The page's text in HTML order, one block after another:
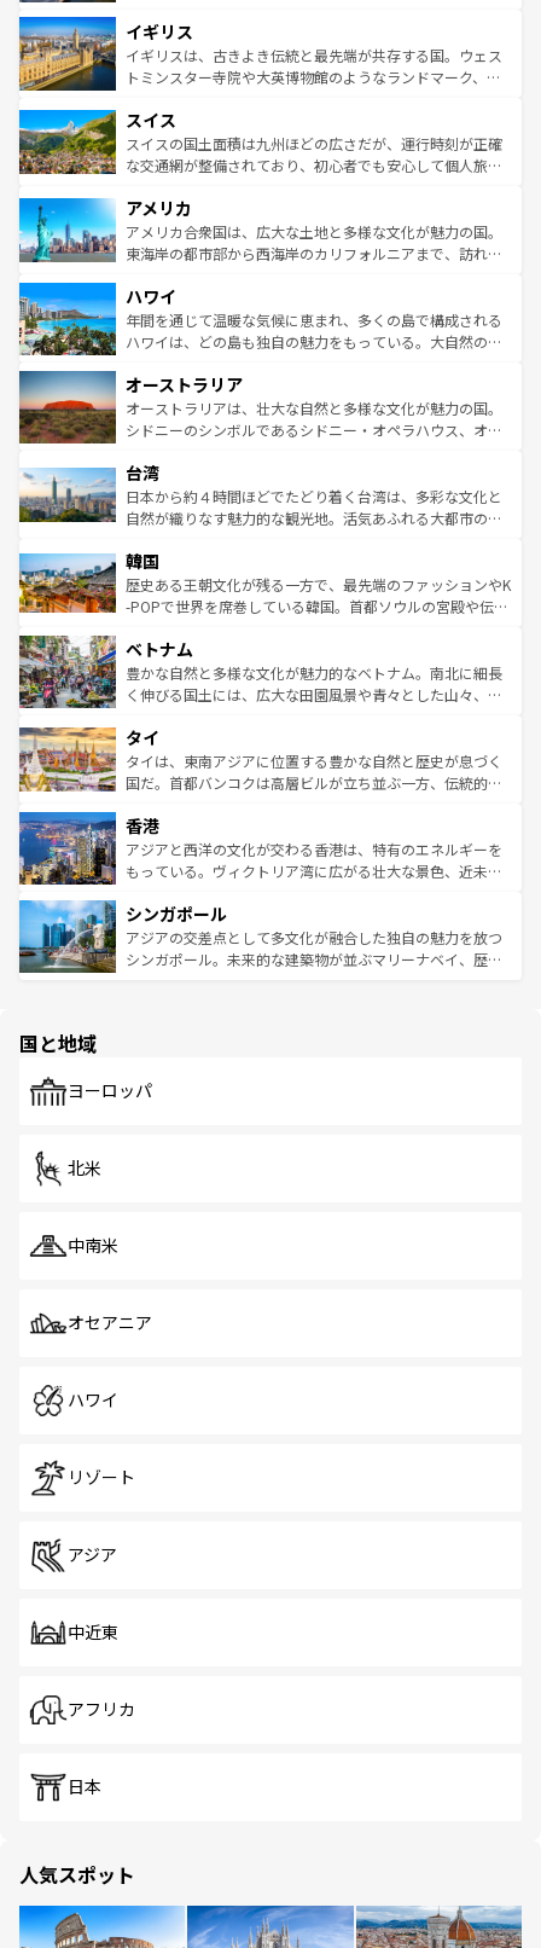
いる。シャンパンの発祥地であるランス、プロヴァンスの
香り高いラベンダー畑など、多彩な楽しみ方が可能だ。さ
らに、パリ以外の地域にも魅力が溢れており、どの街角に
れる地方に足を運ぶとそれぞれで全く異なる文化を体験で
きるだろう。 なお、新着のフランス情報はコンテンツ一覧
を参照してほしい。
顔を持つこの国は、どこを歩いても飽きることがない。ベ
ルリンの文化的活気、バイエルン州のアルプスの絶景、そ
してライン川沿いのワイン畑といった風景は必見。ビール
は、お酒好きな人にはぜひ体験してほしい。 なお、新着の
ドイツ情報はコンテンツ一覧を参照してほしい。
イギリス
イギリスは、古きよき伝統と最先端が共存する国。ウェス
トミンスター寺院や大英博物館のようなランドマーク、歴
リアごとに異なる魅力がある。また、優雅なアフタヌーン
ティー、ビール好きにはたまらない英国パブ、サッカー観
戦など、本場だからこそできる体験も豊富。イギリスを旅
ンツ一覧を参照してほしい。
スイス
スイスの国土面積は九州ほどの広さだが、運行時刻が正確
な交通網が整備されており、初心者でも安心して個人旅行
の建物がそのまま残る町や、スイスならではのユニークな
博物館もあり、アルプス観光だけでなく町歩きも満喫する
ことができる。国民の所得が高いため物価も高いが、旅行
ば市内交通費無料で観光を楽しむこともできる。 なお、新
着のスイス情報はコンテンツ一覧 を参照してほしい。
アメリカ
アメリカ合衆国は、広大な土地と多様な文化が魅力の国。
東海岸の都市部から西海岸のカリフォルニアまで、訪れる
のような巨大都市は、観光、ショッピング、エンターテイ
ンメントが詰まった刺激的なスポットだ。一方、アメリカ
西部には大自然が広がり、グランドキャニオンやイエロー
部のニューオーリンズでは、音楽と美食が融合した独特の
文化が魅力。旅行者はアメリカの各地域で異なる魅力を楽
しみながら、その多様性と豊かな歴史を感じることができ
ならではの贅沢な旅のスタイルだ。 なお、新着のアメリカ
情報はコンテンツ一覧を参照してほしい。
ハワイ
年間を通じて温暖な気候に恵まれ、多くの島で構成される
ハワイは、どの島も独自の魅力をもっている。大自然の神
ワイ島は見逃せない。また、定番の観光地といえばオアフ
島だが、静かな自然を求めるならマウイ島やカウアイ島が
おすすめ。エメラルドグリーンに輝く海をはじめ、豊かな
れるおもてなしの心で訪れる人々を迎えてくれるハワイの
人々、おいしいローカルフードやハワイアンミュージッ
ク、伝統的なフラダンスなど、すべてがハワイの魅力を彩
ワイを、存分に味わってほしい。 なお、新着のハワイ情報
はコンテンツ一覧を参照してほしい。
オーストラリア
オーストラリアは、壮大な自然と多様な文化が魅力の国。
シドニーのシンボルであるシドニー・オペラハウス、オー
リアリーフや大陸中央部にそびえるウルル（エアーズロッ
ク）、タスマニアの美しい原生林やケアンズの熱帯雨林な
ど、見どころがたくさん。また、カフェやワイン、オージ
いる。アクティビティも充実しており、サーフィンやダイ
ビング、ハイキングなど、アウトドア好きにはたまらな
い。オーストラリアの多彩な魅力を存分に味わいつくそ
参照してほしい。
台湾
日本から約４時間ほどでたどり着く台湾は、多彩な文化と
自然が織りなす魅力的な観光地。活気あふれる大都市の台
ン）、静ひつな山岳地帯である台湾東部など、都市の喧騒
と山間の静けさが共存しており、訪れる人に新しい発見と
驚きをもたらしてくれる。また、奥深い台湾の食文化も魅
容にもいいと評判のスイーツなど、バラエティ豊かな料理
が味わえる。 なお、新着の台湾情報は コンテンツ一覧を参
照してほしい。
韓国
歴史ある王朝文化が残る一方で、最先端のファッションやK
-POPで世界を席巻している韓国。首都ソウルの宮殿や伝統
き、地方に足を延ばせば四季折々の自然美を楽しむことが
できる。そして、キムチや焼肉、絶品のストリートフード
まで、さまざまな韓国料理が待っている。夜には、韓国な
リティに包まれながら、韓国の多彩な魅力を心ゆくまで味
わってみてほしい。 なお、新着の韓国情報はコンテンツ一
覧を参照してほしい。
ベトナム
豊かな自然と多様な文化が魅力的なベトナム。南北に細長
く伸びる国土には、広大な田園風景や青々とした山々、世
急速な発展と共に伝統が息づく。ハノイの古い町並みやホ
ーチミン市のフランス統治時代の建物も、独特の雰囲気を
醸し出している。また、バラエティの豊かさとおいしさで
とつ。フォーやバインミー、ベトナムコーヒーなどは、ぜ
ひ現地で味わいたい。どの地域を訪れてもあたたかい人々
が旅行者を迎えてくれるので、きっと忘れられない旅にな
参照してほしい。
タイ
タイは、東南アジアに位置する豊かな自然と歴史が息づく
国だ。首都バンコクは高層ビルが立ち並ぶ一方、伝統的な
の活気が交差している。北部ではチェンマイなどの山岳地
帯で自然と触れ合い、南部ではプーケットやクラビの美し
いビーチでリゾート気分を楽しむことができる。タイ料理
激する。気候は一年中温暖で、どの季節にも異なる楽しみ
が待っている。親しみやすいタイの人々、仏教を中心とし
た文化、そして多様な観光資源が、訪れる旅人を魅了し続
香港
アジアと西洋の文化が交わる香港は、特有のエネルギーを
もっている。ヴィクトリア湾に広がる壮大な景色、近未来
み、どこを訪れても感動するはず。観光スポットが密集し
ており、効率よく見どころを回れるのも魅力。息をのむよ
うな絶景から文化的な体験まで、香港を存分に楽しみ尽く
シンガポール
アジアの交差点として多文化が融合した独自の魅力を放つ
シンガポール。未来的な建築物が並ぶマリーナベイ、歴史
で、ホーカーズは地元の風情を楽しめる外せないスポット
国と地域
ヨーロッパ
北米
中南米
オセアニア
ハワイ
リゾート
アジア
中近東
アフリカ
日本
人気スポット